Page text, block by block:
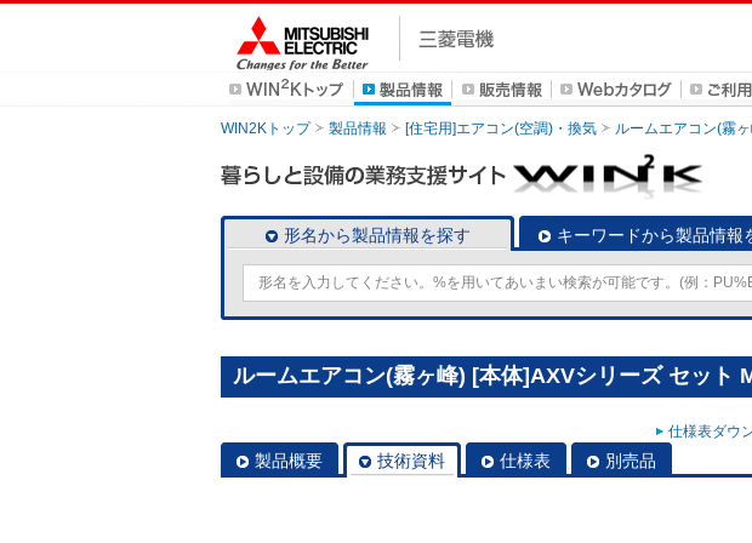
WIN2Kトップ 製品情報 [住宅用]エアコン(空調)・換気 ルームエアコン(霧
形名から製品情報を探す キーワードから製品情報
ルームエアコン(霧ヶ峰) [本体]AXVシリーズ セット
仕様表ダウ
製品概要 技術資料 仕様表 別売品